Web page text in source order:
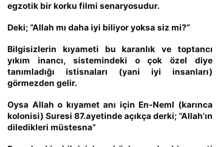
egzotik bir korku filmi senaryosudur.
Deki; “Allah mı daha iyi biliyor yoksa siz mi?”
Bilgisizlerin kıyameti bu karanlık ve toptancı
yıkım inancı, sistemindeki o çok özel diye
tanımladığı istisnaları (yani iyi insanları)
görmezden gelir.
Oysa Allah o kıyamet anı için En-Neml (karınca
kolonisi) Suresi 87.ayetinde açıkça derki; “Allah’ın
diledikleri müstesna”